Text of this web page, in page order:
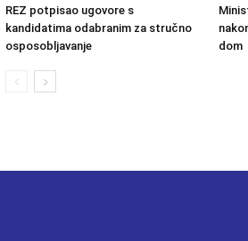
REZ potpisao ugovore s
kandidatima odabranim za stručno
osposobljavanje
dom